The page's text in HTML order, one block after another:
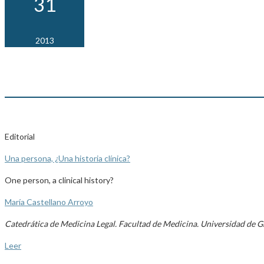
2013
Editorial
Una persona, ¿Una historia clínica?
One person, a clinical history?
María Castellano Arroyo
Catedrática de Medicina Legal. Facultad de Medicina. Universidad de
Leer